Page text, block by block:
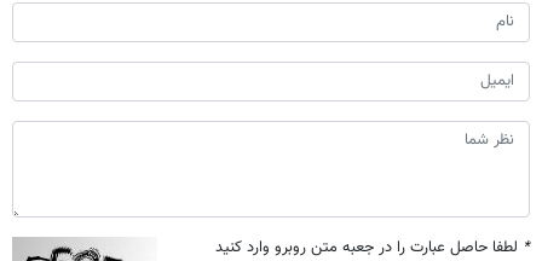
* لطفا حاصل عبارت را در جعبه متن روبرو وارد کنید